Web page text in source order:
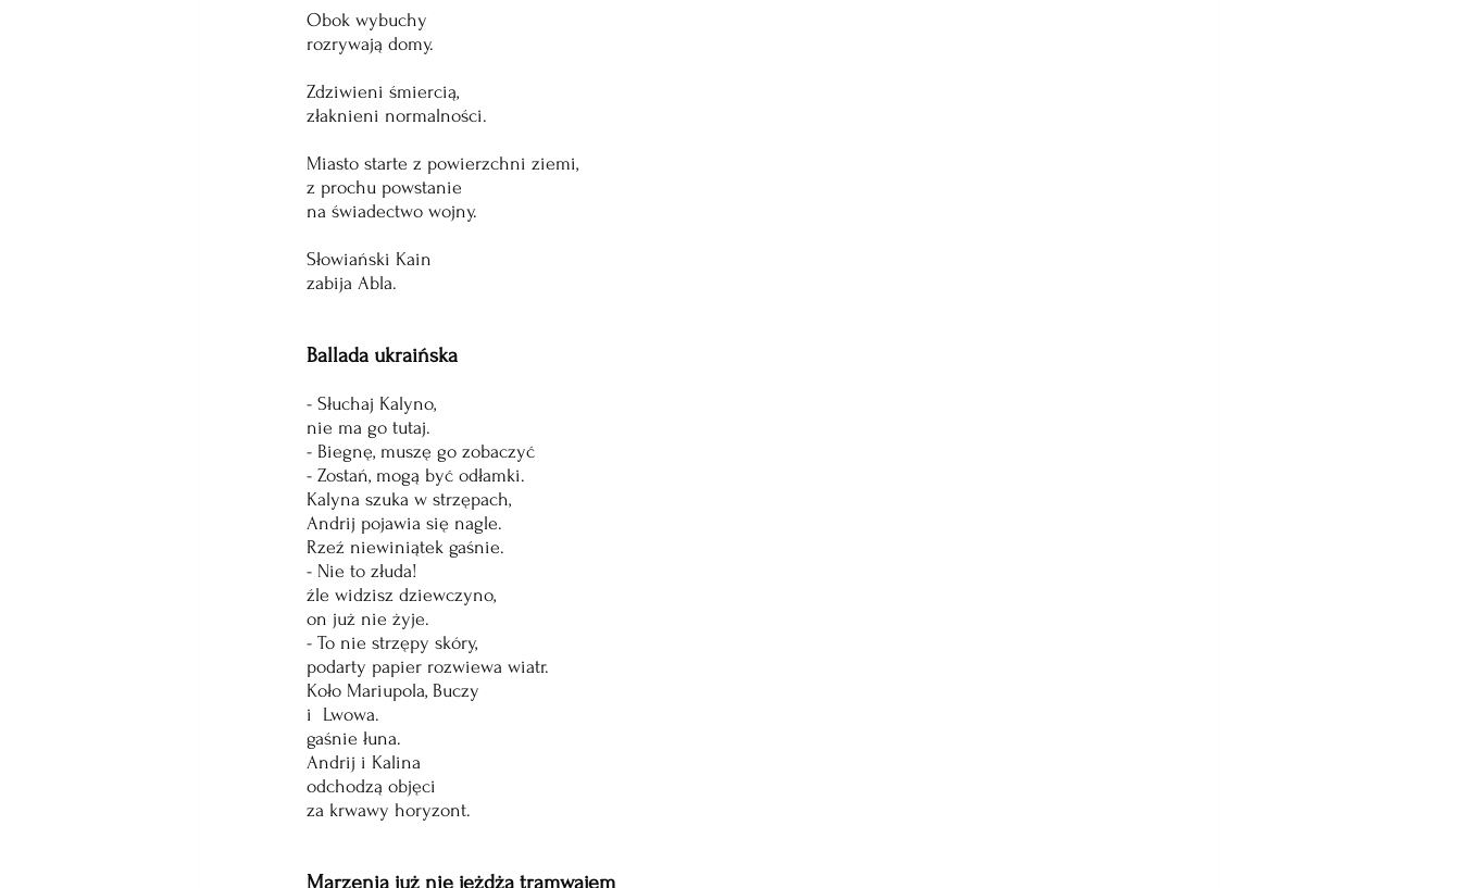
Obok wybuchy
rozrywają domy.
Zdziwieni śmiercią,
złaknieni normalności.
Miasto starte z powierzchni ziemi,
z prochu powstanie
na świadectwo wojny.
Słowiański Kain
zabija Abla.
Ballada ukraińska
- Słuchaj Kalyno,
nie ma go tutaj.
- Biegnę, muszę go zobaczyć
- Zostań, mogą być odłamki.
Kalyna szuka w strzępach,
Andrij pojawia się nagle.
Rzeź niewiniątek gaśnie.
- Nie to złuda!
źle widzisz dziewczyno,
on już nie żyje.
- To nie strzępy skóry,
podarty papier rozwiewa wiatr.
Koło Mariupola, Buczy
i  Lwowa.
gaśnie łuna.
Andrij i Kalina
odchodzą objęci
za krwawy horyzont.
Marzenia już nie jeżdżą tramwajem